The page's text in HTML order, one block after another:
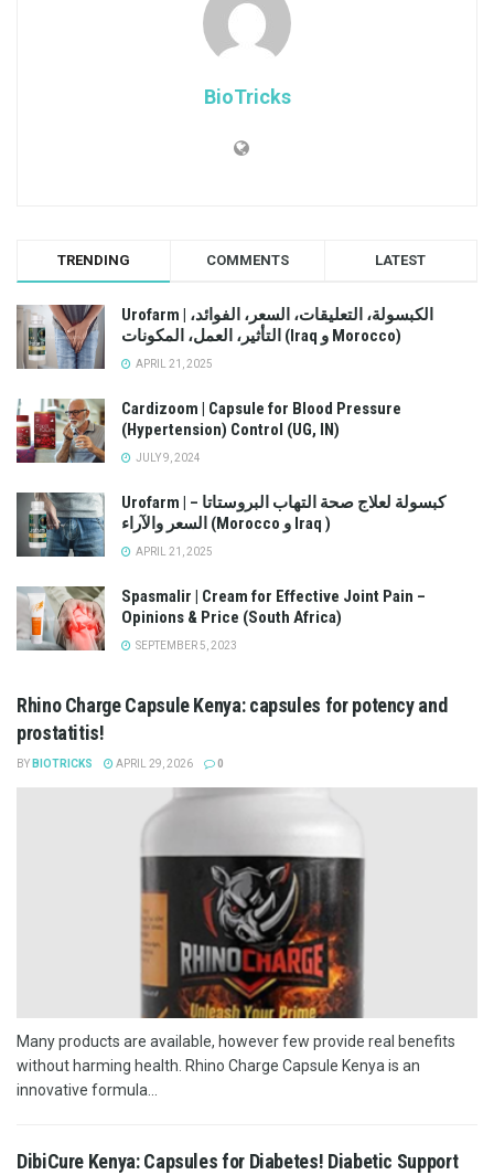
BioTricks
TRENDING COMMENTS LATEST
Urofarm | الكبسولة، التعليقات، السعر، الفوائد،
التأثير، العمل، المكونات (Iraq و Morocco)
APRIL 21, 2025
Cardizoom | Capsule for Blood Pressure
(Hypertension) Control (UG, IN)
JULY 9, 2024
Urofarm | كبسولة لعلاج صحة التهاب البروستاتا –
السعر والآراء (Morocco و Iraq )
APRIL 21, 2025
Spasmalir | Cream for Effective Joint Pain –
Opinions & Price (South Africa)
SEPTEMBER 5, 2023
Rhino Charge Capsule Kenya: capsules for potency and
prostatitis!
BY BIOTRICKS APRIL 29, 2026 0
Many products are available, however few provide real benefits
without harming health. Rhino Charge Capsule Kenya is an
innovative formula...
DibiCure Kenya: Capsules for Diabetes! Diabetic Support